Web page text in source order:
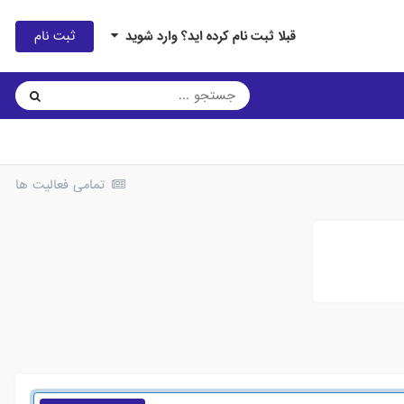
قبلا ثبت نام کرده اید؟ وارد شوید ثبت نام
تمامی فعالیت ها